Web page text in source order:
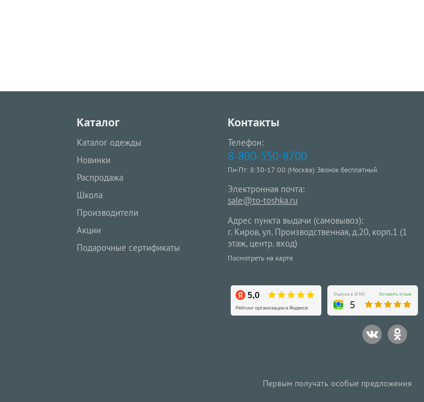
Каталог
Каталог одежды
Новинки
Распродажа
Школа
Производители
Акции
Подарочные сертификаты
Контакты
Телефон:
8-800-550-8700
Пн-Пт: 8:30-17:00 (Москва). Звонок бесплатный
Электронная почта:
sale@to-toshka.ru
Адрес пункта выдачи (самовывоз):
г. Киров, ул. Производственная, д.20, корп.1 (1
этаж, центр. вход)
Посмотреть на карте
Первым получать особые предложения